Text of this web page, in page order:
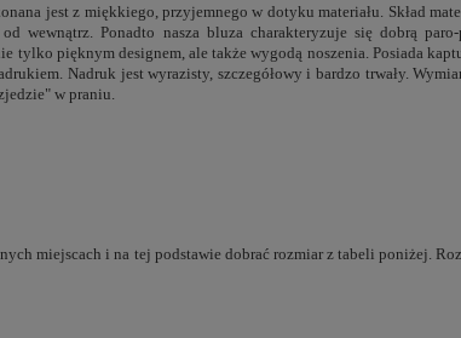
jest z miękkiego, przyjemnego w dotyku materiału. Skład
Ponadto nasza bluza charakteryzuje się dobrą
tylko pięknym designem, ale także wygodą noszenia. Posiada
Nadruk jest wyrazisty, szczegółowy i bardzo trwały.
w praniu.
miejscach i na tej podstawie dobrać rozmiar z tabeli poniżej.